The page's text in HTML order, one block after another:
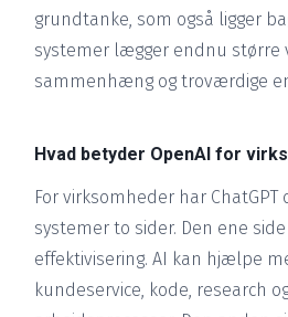
grundtanke, som også ligger
systemer lægger endnu større
sammenhæng og troværdige
Hvad betyder OpenAI for
For virksomheder har ChatGPT
systemer to sider. Den ene
effektivisering. AI kan hjælpe
kundeservice, kode, research